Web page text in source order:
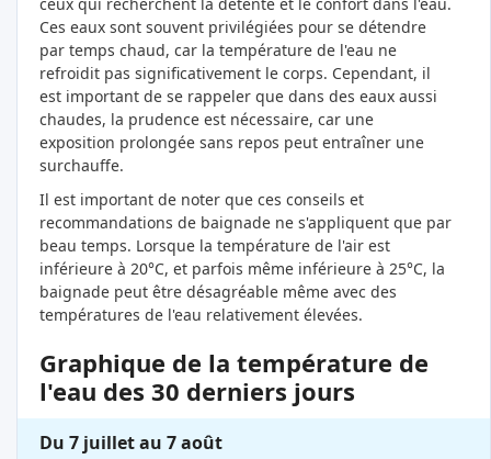
Ces eaux sont souvent privilégiées pour se détendre
par temps chaud, car la température de l'eau ne
refroidit pas significativement le corps. Cependant, il
est important de se rappeler que dans des eaux aussi
chaudes, la prudence est nécessaire, car une
exposition prolongée sans repos peut entraîner une
surchauffe.
Il est important de noter que ces conseils et
recommandations de baignade ne s'appliquent que par
beau temps. Lorsque la température de l'air est
inférieure à 20°C, et parfois même inférieure à 25°C, la
baignade peut être désagréable même avec des
températures de l'eau relativement élevées.
Graphique de la température de
l'eau des 30 derniers jours
Du 7 juillet au 7 août